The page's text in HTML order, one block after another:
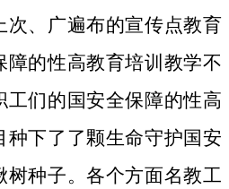
次、广遍布的宣传点教育
障的性高教育培训教学不
工们的国安全保障的性高
种下了了颗生命守护国安
树种子。各个方面名教工